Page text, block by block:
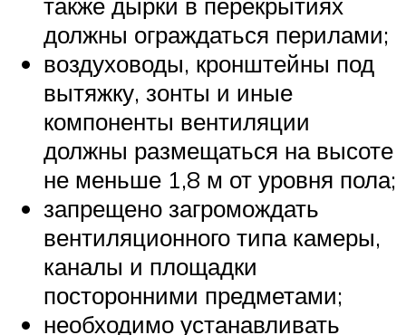
должны ограждаться перилами;
воздуховоды, кронштейны под
вытяжку, зонты и иные
компоненты вентиляции
должны размещаться на высоте
не меньше 1,8 м от уровня пола;
запрещено загромождать
вентиляционного типа камеры,
каналы и площадки
посторонними предметами;
необходимо устанавливать